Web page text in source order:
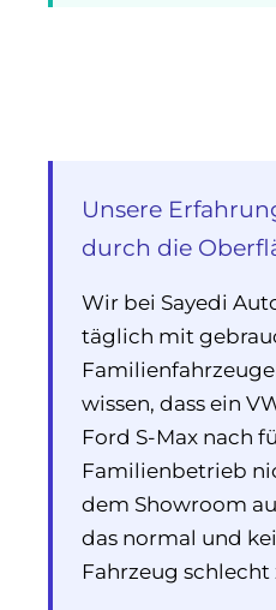
Unsere
durch die
Wir bei Sayedi
täglich mit
wissen, dass ein
Ford S-Max nach
Familienbetrieb
dem Showroom
das normal und
Fahrzeug